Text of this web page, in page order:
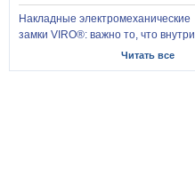
Накладные электромеханические
замки VIRO®: важно то, что внутри
Читать все